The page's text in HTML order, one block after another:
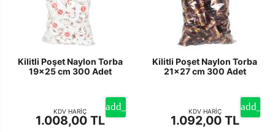
Kilitli Poşet Naylon Torba
19x25 cm 300 Adet
KDV HARİÇ
1.008,00 TL
Kilitli Poşet Naylon Torba
21x27 cm 300 Adet
KDV HARİÇ
1.092,00 TL